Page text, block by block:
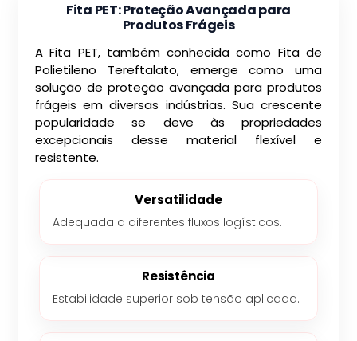
Fita PET: Proteção Avançada para
Produtos Frágeis
A Fita PET, também conhecida como Fita de
Polietileno Tereftalato, emerge como uma
solução de proteção avançada para produtos
frágeis em diversas indústrias. Sua crescente
popularidade se deve às propriedades
excepcionais desse material flexível e
resistente.
Versatilidade
Adequada a diferentes fluxos logísticos.
Resistência
Estabilidade superior sob tensão aplicada.